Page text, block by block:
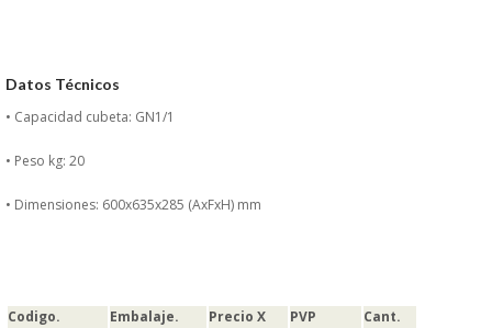
COMPLEMENTOS DE BA�O
CRISTALERIA
ELECTRODOM�STICOS
Datos Técnicos
• Capacidad cubeta: GN1/1
• Peso kg: 20
• Dimensiones: 600x635x285 (AxFxH) mm
Codigo. Embalaje. Precio X PVP Cant.